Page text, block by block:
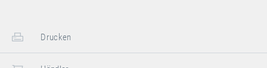
Drucken